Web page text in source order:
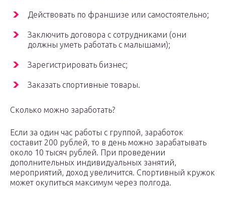
Действовать по франшизе или самостоятельно;
Заключить договора с сотрудниками (они
должны уметь работать с малышами);
Зарегистрировать бизнес;
Заказать спортивные товары.
Сколько можно заработать?
Если за один час работы с группой, заработок
составит 200 рублей, то в день можно зарабатывать
около 10 тысяч рублей. При проведении
дополнительных индивидуальных занятий,
мероприятий, доход увеличится. Спортивный кружок
может окупиться максимум через полгода.